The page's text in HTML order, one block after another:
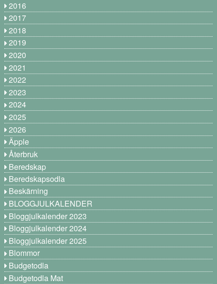
2016
2017
2018
2019
2020
2021
2022
2023
2024
2025
2026
Äpple
Återbruk
Beredskap
Beredskapsodla
Beskärning
BLOGGJULKALENDER
Bloggjulkalender 2023
Bloggjulkalender 2024
Bloggjulkalender 2025
Blommor
Budgetodla
Budgetodla Mat